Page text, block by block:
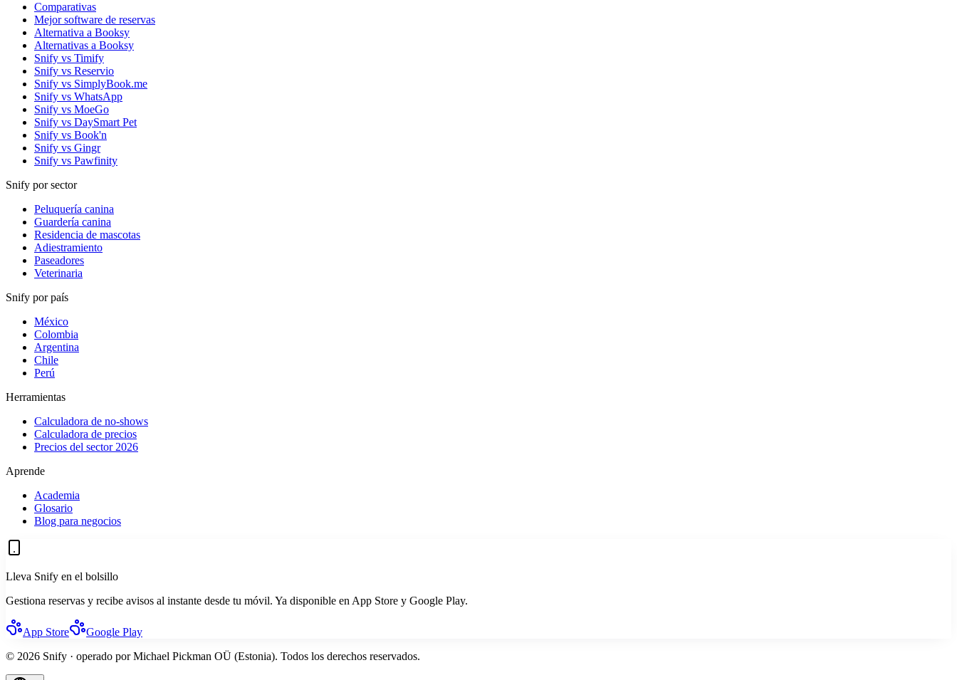
Comparativas
Mejor software de reservas
Alternativa a Booksy
Alternativas a Booksy
Snify vs Timify
Snify vs Reservio
Snify vs SimplyBook.me
Snify vs WhatsApp
Snify vs MoeGo
Snify vs DaySmart Pet
Snify vs Book'n
Snify vs Gingr
Snify vs Pawfinity
Snify por sector
Peluquería canina
Guardería canina
Residencia de mascotas
Adiestramiento
Paseadores
Veterinaria
Snify por país
México
Colombia
Argentina
Chile
Perú
Herramientas
Calculadora de no-shows
Calculadora de precios
Precios del sector 2026
Aprende
Academia
Glosario
Blog para negocios
Lleva Snify en el bolsillo
Gestiona reservas y recibe avisos al instante desde tu móvil. Ya disponible en App Store y Google Play.
App Store
Google Play
© 2026 Snify · operado por Michael Pickman OÜ (Estonia). Todos los derechos reservados.